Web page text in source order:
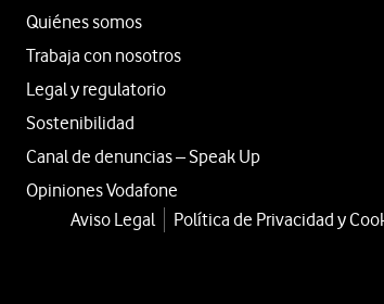
Quiénes somos
Trabaja con nosotros
Legal y regulatorio
Sostenibilidad
Canal de denuncias – Speak Up
Opiniones Vodafone
Aviso Legal Política de Privacidad y